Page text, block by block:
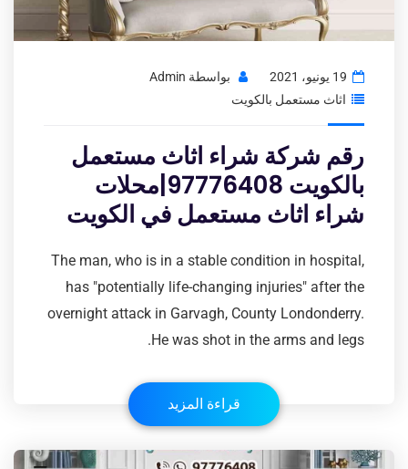
19 يونيو، 2021 بواسطة Admin
اثاث مستعمل بالكويت
رقم شركة شراء اثاث مستعمل
بالكويت 97776408|محلات
شراء اثاث مستعمل في الكويت
The man, who is in a stable condition in hospital,
has "potentially life-changing injuries" after the
overnight attack in Garvagh, County Londonderry.
He was shot in the arms and legs.
قراءة المزيد